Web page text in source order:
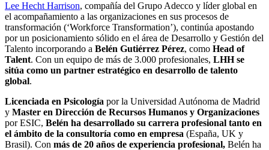
Lee Hecht Harrison, compañía del Grupo Adecco y líder global en
el acompañamiento a las organizaciones en sus procesos de
transformación (‘Workforce Transformation’), continúa apostando
por un posicionamiento sólido en el área de Desarrollo y Gestión del
Talento incorporando a Belén Gutiérrez Pérez, como Head of
Talent. Con un equipo de más de 3.000 profesionales, LHH se
sitúa como un partner estratégico en desarrollo de talento
global.
Licenciada en Psicología por la Universidad Autónoma de Madrid
y Master en Dirección de Recursos Humanos y Organizaciones
por ESIC, Belén ha desarrollado su carrera profesional tanto en
el ámbito de la consultoría como en empresa (España, UK y
Brasil). Con más de 20 años de experiencia profesional, Belén ha